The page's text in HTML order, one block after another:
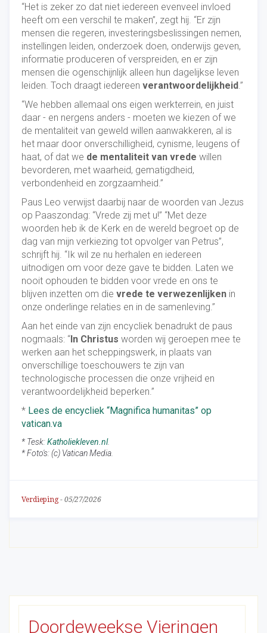
“Het is zeker zo dat niet iedereen evenveel invloed
heeft om een verschil te maken”, zegt hij. “Er zijn
mensen die regeren, investeringsbeslissingen nemen,
instellingen leiden, onderzoek doen, onderwijs geven,
informatie produceren of verspreiden, en er zijn
mensen die ogenschijnlijk alleen hun dagelijkse leven
leiden. Toch draagt iedereen verantwoordelijkheid.”
“We hebben allemaal ons eigen werkterrein, en juist
daar - en nergens anders - moeten we kiezen of we
de mentaliteit van geweld willen aanwakkeren, al is
het maar door onverschilligheid, cynisme, leugens of
haat, of dat we de mentaliteit van vrede willen
bevorderen, met waarheid, gematigdheid,
verbondenheid en zorgzaamheid.”
Paus Leo verwijst daarbij naar de woorden van Jezus
op Paaszondag: “Vrede zij met u!” “Met deze
woorden heb ik de Kerk en de wereld begroet op de
dag van mijn verkiezing tot opvolger van Petrus”,
schrijft hij. “Ik wil ze nu herhalen en iedereen
uitnodigen om voor deze gave te bidden. Laten we
nooit ophouden te bidden voor vrede en ons te
blijven inzetten om die vrede te verwezenlijken in
onze onderlinge relaties en in de samenleving.”
Aan het einde van zijn encycliek benadrukt de paus
nogmaals: “In Christus worden wij geroepen mee te
werken aan het scheppingswerk, in plaats van
onverschillige toeschouwers te zijn van
technologische processen die onze vrijheid en
verantwoordelijkheid beperken.”
* Lees de encycliek “Magnifica humanitas” op
vatican.va
* Tesk:Katholiekleven.nl.
* Foto's: (c) Vatican Media.
Verdieping- 05/27/2026
Doordeweekse Vieringen